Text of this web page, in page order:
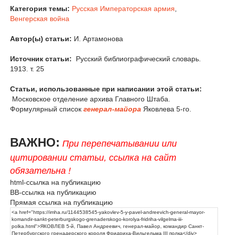
Категория темы: Русская Императорская армия
Венгерская война
Автор(ы) статьи: И. Артамонова
Источник статьи:
Русский библиографический словарь.
1913. т. 25
Статьи, использованные при написании этой статьи:
Московское отделение архива Главного Штаба.
Формулярный список генерал-майора Яковлева 5-го.
ВАЖНО: При перепечатывании или
цитировании статьи, ссылка на сайт
обязательна !
html-ссылка на публикацию
BB-ссылка на публикацию
Прямая ссылка на публикацию